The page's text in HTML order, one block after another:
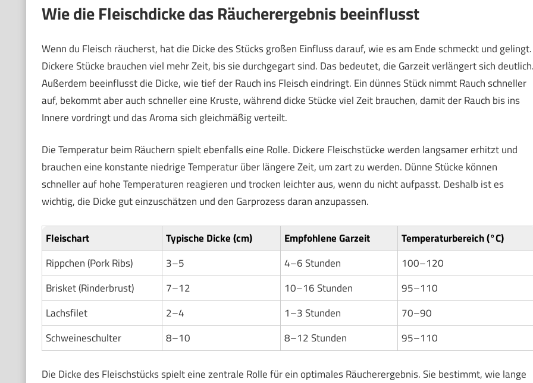
Wie die Fleischdicke das Räucherergebnis beeinflusst
Wenn du Fleisch räucherst, hat die Dicke des Stücks großen Einfluss darauf, wie es am Ende schmeckt und gelingt.
Dickere Stücke brauchen viel mehr Zeit, bis sie durchgegart sind. Das bedeutet, die Garzeit verlängert sich
Außerdem beeinflusst die Dicke, wie tief der Rauch ins Fleisch eindringt. Ein dünnes Stück nimmt Rauch schneller
auf, bekommt aber auch schneller eine Kruste, während dicke Stücke viel Zeit brauchen, damit der Rauch bis ins
Innere vordringt und das Aroma sich gleichmäßig verteilt.
Die Temperatur beim Räuchern spielt ebenfalls eine Rolle. Dickere Fleischstücke werden langsamer erhitzt und
brauchen eine konstante niedrige Temperatur über längere Zeit, um zart zu werden. Dünne Stücke können
schneller auf hohe Temperaturen reagieren und trocken leichter aus, wenn du nicht aufpasst. Deshalb ist es
wichtig, die Dicke gut einzuschätzen und den Garprozess daran anzupassen.
Fleischart Typische Dicke (cm) Empfohlene Garzeit
Temperaturbereich (°C)
Rippchen (Pork Ribs)
3–5 4–6 Stunden
100–120
Brisket (Rinderbrust)
7–12 10–16 Stunden
95–110
Lachsfilet
2–4 1–3 Stunden
70–90
Schweineschulter
8–10 8–12 Stunden 95–110
Die Dicke des Fleischstücks spielt eine zentrale Rolle für ein optimales Räucherergebnis. Sie bestimmt, wie lange